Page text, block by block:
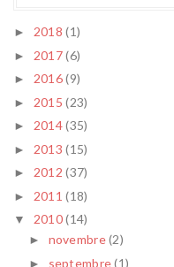
► 2018 (1)
► 2017(6)
► 2016(9)
► 2015 (23)
► 2014(35)
► 2013 (15)
► 2012 (37)
► 2011 (18)
▼ 2010(14)
► novembre(2)
► septembre (1)